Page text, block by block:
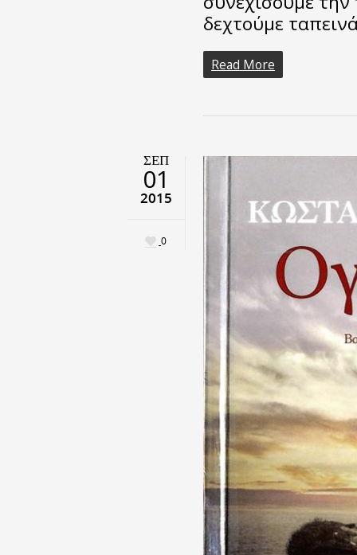
δεχτούµε
Read More
ΣΕΠ
01
2015
0